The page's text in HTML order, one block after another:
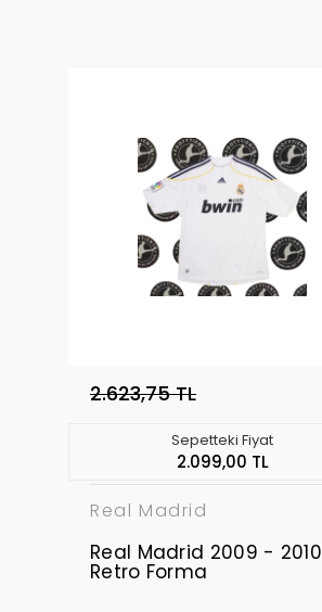
2.623,75 TL
Sepetteki Fiyat
2.099,00 TL
Real Madrid
Real Madrid 2009 - 2010
Retro Forma